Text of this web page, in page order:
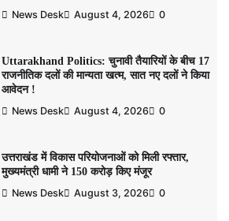
News Desk August 4, 2026 0
Uttarakhand Politics: चुनावी तैयारियों के बीच 17
राजनीतिक दलों की मान्यता खत्म, सात नए दलों ने किया
आवेदन !
News Desk August 4, 2026 0
उत्तराखंड में विकास परियोजनाओं को मिली रफ्तार,
मुख्यमंत्री धामी ने 150 करोड़ किए मंजूर
News Desk August 3, 2026 0